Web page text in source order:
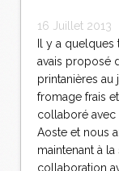
16 Juillet 2013
Il y a quelques
avais proposé
printanières au
fromage frais
collaboré avec
Aoste et nous
maintenant à
collaboration
E
m